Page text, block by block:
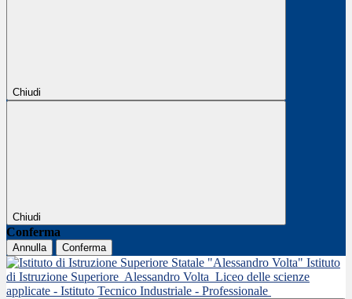
Chiudi
Chiudi
Conferma
Annulla Conferma
Istituto
di Istruzione Superiore Alessandro Volta Liceo delle scienze
applicate - Istituto Tecnico Industriale - Professionale